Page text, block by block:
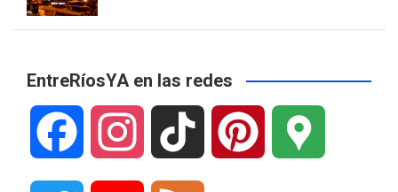
EntreRíosYA en las redes